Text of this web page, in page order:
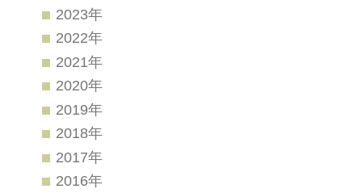
2023年
2022年
2021年
2020年
2019年
2018年
2017年
2016年